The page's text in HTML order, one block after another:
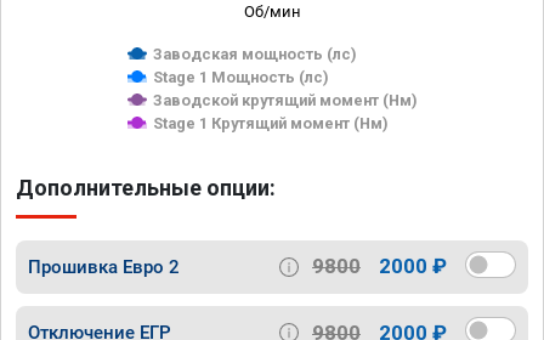
Об/мин
Заводская мощность (лс)
Stage 1 Мощность (лс)
Заводской крутящий момент (Нм)
Stage 1 Крутящий момент (Нм)
Дополнительные опции:
Прошивка Евро 2 9800 2000 ₽
Отключение ЕГР 9800 2000 ₽